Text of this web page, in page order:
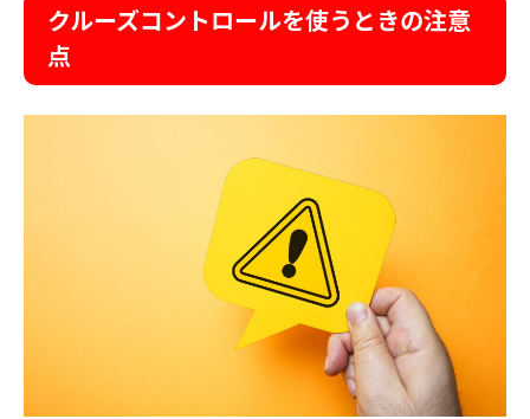
クルーズコントロールを使うときの注意
点